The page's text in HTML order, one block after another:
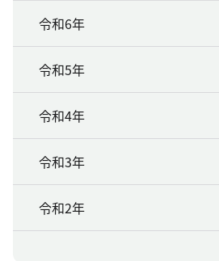
令和6年
令和5年
令和4年
令和3年
令和2年